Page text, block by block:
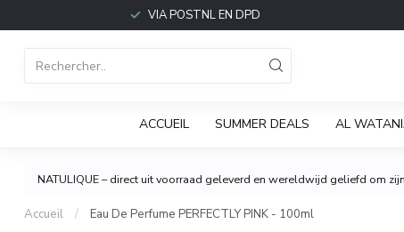
VIA POSTNL EN DPD
ACCUEIL SUMMER DEALS AL
NATULIQUE – direct uit voorraad geleverd en wereldwijd geliefd om
Accueil / Eau De Perfume PERFECTLY PINK - 100ml